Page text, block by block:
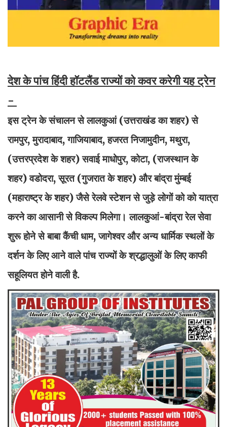
देश के पांच हिंदी हॉटलैंड राज्यों को कवर करेगी यह ट्रेन
-
इस ट्रेन के संचालन से लालकुआं (उत्तराखंड का शहर) से
रामपुर, मुरादाबाद, गाजियाबाद, हजरत निजामुदीन, मथुरा,
(उत्तरप्रदेश के शहर) सवाई माधोपुर, कोटा, (राजस्थान के
शहर) वडोदरा, सूरत (गुजरात के शहर) और बांद्रा मुंम्बई
(महाराष्ट्र के शहर) जैसे रेलवे स्टेशन से जुड़े लोगों को को यात्रा
करने का आसानी से विकल्प मिलेगा। लालकुआं-बांद्रा रेल सेवा
शुरू होने से बाबा कैंची धाम, जागेश्वर और अन्य धार्मिक स्थलों के
दर्शन के लिए आने वाले पांच राज्यों के श्रद्धालुओं के लिए काफी
सहूलियत होने वाली है.